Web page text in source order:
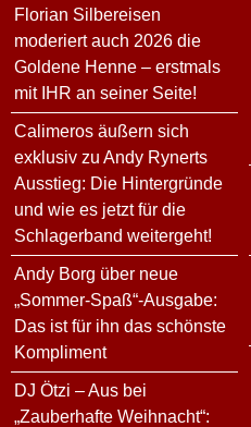
Florian Silbereisen
moderiert auch 2026 die
Goldene Henne – erstmals
mit IHR an seiner Seite!
Calimeros äußern sich
exklusiv zu Andy Rynerts
Ausstieg: Die Hintergründe
und wie es jetzt für die
Schlagerband weitergeht!
Andy Borg über neue
„Sommer-Spaß“-Ausgabe:
Das ist für ihn das schönste
Kompliment
DJ Ötzi – Aus bei
„Zauberhafte Weihnacht“: